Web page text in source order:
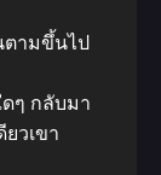
ตามขึ้นไป
ๆ กลับมา
วเขา